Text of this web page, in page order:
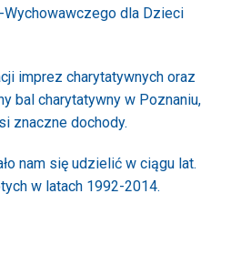
Wychowawczego dla Dzieci
imprez charytatywnych oraz
bal charytatywny w Poznaniu,
znaczne dochody.
nam się udzielić w ciągu lat.
w latach 1992-2014.